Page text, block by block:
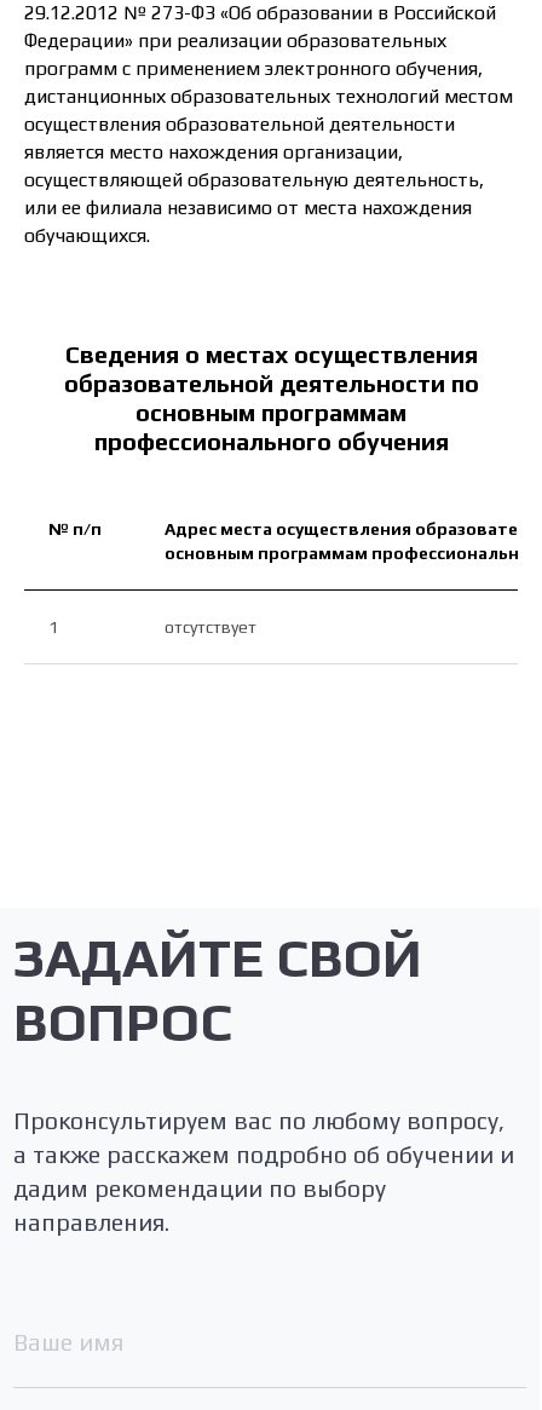
29.12.2012 № 273-ФЗ «Об образовании в Российской
Федерации» при реализации образовательных
программ с применением электронного обучения,
дистанционных образовательных технологий местом
осуществления образовательной деятельности
является место нахождения организации,
осуществляющей образовательную деятельность,
или ее филиала независимо от места нахождения
обучающихся.
Сведения о местах осуществления
образовательной деятельности по
основным программам
профессионального обучения
№ п/п
Адрес места осуществления
основным программам
1 отсутствует
Наш ТГ-канал
ГЛАВНАЯ
info@tribotest.ru +7 980 152 81 17
ЛЕКТОРЫ
Оставить заявку
КОНФЕРЕНЦИЯ
СВЕДЕНИЯ ОБ
ОБРАЗОВАТЕЛЬНОЙ
ОРГАНИЗАЦИИ